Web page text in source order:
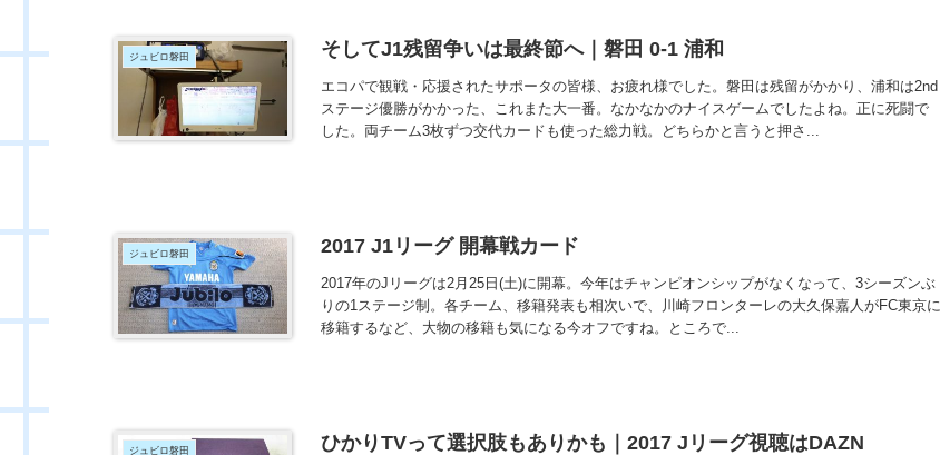
ジュビロ磐田 そしてJ1残留争いは最終節へ｜磐田 0-1 浦和
エコパで観戦・応援されたサポータの皆様、お疲れ様でした。磐田は残留がかかり、浦和は2nd
ステージ優勝がかかった、これまた大一番。なかなかのナイスゲームでしたよね。正に死闘で
した。両チーム3枚ずつ交代カードも使った総力戦。どちらかと言うと押さ...
ジュビロ磐田 2017 J1リーグ 開幕戦カード
2017年のJリーグは2月25日(土)に開幕。今年はチャンピオンシップがなくなって、3シーズンぶ
りの1ステージ制。各チーム、移籍発表も相次いで、川崎フロンターレの大久保嘉人がFC東京に
移籍するなど、大物の移籍も気になる今オフですね。ところで...
ジュビロ磐田 ひかりTVって選択肢もありかも｜2017 Jリーグ視聴はDAZN